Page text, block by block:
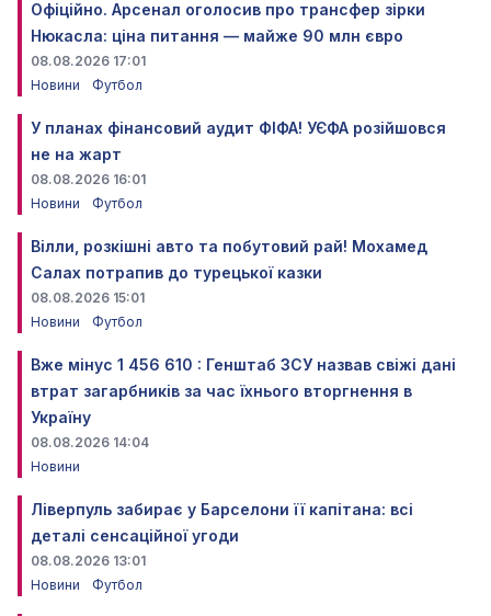
Офіційно. Арсенал оголосив про трансфер зірки
Нюкасла: ціна питання — майже 90 млн євро
08.08.2026 17:01
Новини
Футбол
У планах фінансовий аудит ФІФА! УЄФА розійшовся
не на жарт
08.08.2026 16:01
Новини
Футбол
Вілли, розкішні авто та побутовий рай! Мохамед
Салах потрапив до турецької казки
08.08.2026 15:01
Новини
Футбол
Вже мінус 1 456 610 : Генштаб ЗСУ назвав свіжі дані
втрат загарбників за час їхнього вторгнення в
Україну
08.08.2026 14:04
Новини
Ліверпуль забирає у Барселони її капітана: всі
деталі сенсаційної угоди
08.08.2026 13:01
Новини
Футбол